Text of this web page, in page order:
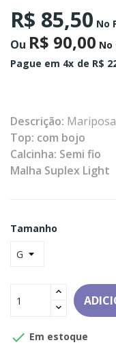
R$ 85,50 No
Ou R$ 90,00 No
Pague em 4x de R$
Descrição:
Top: com bojo
Calcinha: Semi fio
Malha Suplex Light
Tamanho
 Em estoque